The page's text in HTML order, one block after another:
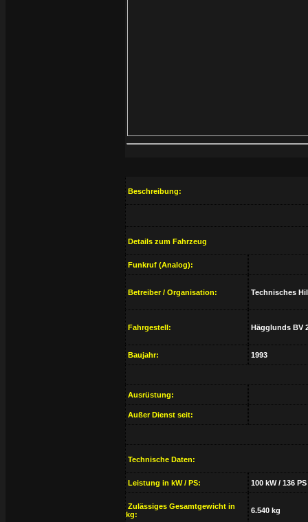
Beschreibung:
Details zum Fahrzeug
Funkruf (Analog):
Betreiber / Organisation: Technisches
Fahrgestell: Hägglunds BV
Baujahr: 1993
Ausrüstung:
Außer Dienst seit:
Technische Daten:
Leistung in kW / PS: 100 kW / 136 PS
Zulässiges Gesamtgewicht in
kg:
6.540 kg